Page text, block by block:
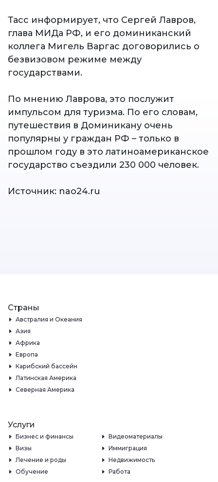
Тасс информирует, что Сергей Лавров,
глава МИДа РФ, и его доминиканский
коллега Мигель Варгас договорились о
безвизовом режиме между
государствами.
По мнению Лаврова, это послужит
импульсом для туризма. По его словам,
путешествия в Доминикану очень
популярны у граждан РФ – только в
прошлом году в это латиноамериканское
государство съездили 230 000 человек.
Источник: nao24.ru
Страны
Австралия и Океания
Азия
Африка
Европа
Карибский бассейн
Латинская Америка
Северная Америка
Услуги
Бизнес и финансы
Видеоматериалы
Визы
Иммиграция
Лечение и роды
Недвижимость
Обучение
Работа